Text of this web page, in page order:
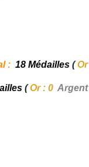
: 18 Médailles (
(Or : 0 Argent